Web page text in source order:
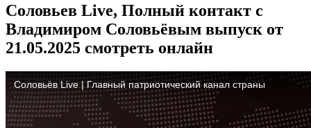
Соловьев Live, Полный контакт с
Владимиром Соловьёвым выпуск от
21.05.2025 смотреть онлайн